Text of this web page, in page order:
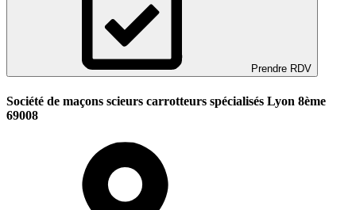
Prendre RDV
Société de maçons scieurs carrotteurs spécialisés Lyon 8ème
69008